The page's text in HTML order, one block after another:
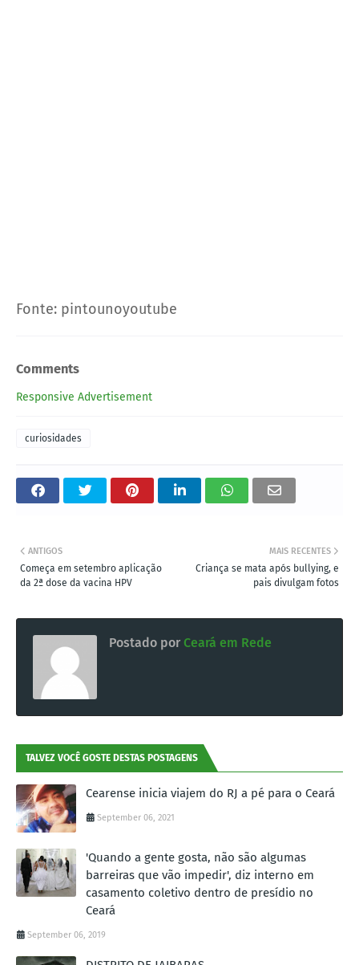
Fonte: pintounoyoutube
Comments
Responsive Advertisement
curiosidades
MAIS RECENTES
Criança se mata após bullying, e
pais divulgam fotos
ANTIGOS
Começa em setembro aplicação
da 2ª dose da vacina HPV
Postado por Ceará em Rede
TALVEZ VOCÊ GOSTE DESTAS POSTAGENS
Cearense inicia viajem do RJ a pé para o Ceará
September 06, 2021
'Quando a gente gosta, não são algumas
barreiras que vão impedir', diz interno em
casamento coletivo dentro de presídio no
Ceará
September 06, 2019